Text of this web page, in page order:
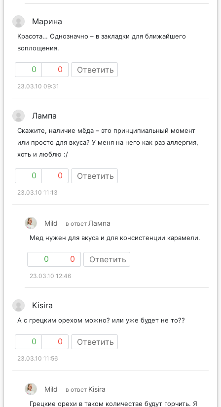
Марина
Красота… Однозначно – в закладки для ближайшего
воплощения.
0 0 Ответить
23.03.10 09:31
Лампа
Скажите, наличие мёда – это принципиальный момент
или просто для вкуса? У меня на него как раз аллергия,
хоть и люблю :/
0 0 Ответить
23.03.10 11:13
Mild в ответ Лампа
Мед нужен для вкуса и для консистенции карамели.
0 0 Ответить
23.03.10 12:46
Kisira
А с грецким орехом можно? или уже будет не то??
0 0 Ответить
23.03.10 11:56
Mild в ответ Kisira
Грецкие орехи в таком количестве будут горчить. Я